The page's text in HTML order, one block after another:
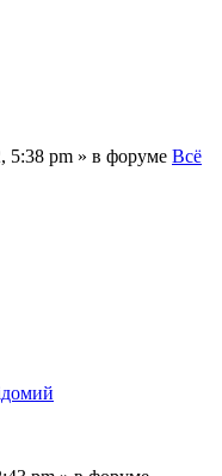
5:38 pm » в форуме Всё